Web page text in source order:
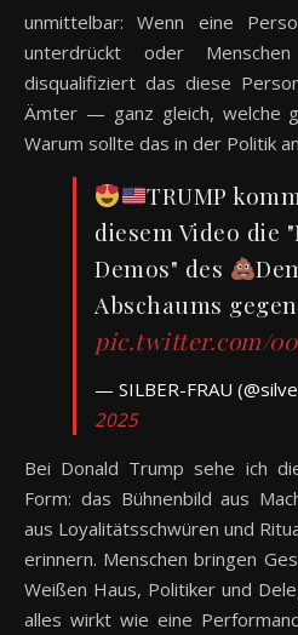
unmittelbar: Wenn eine
unterdrückt oder
disqualifiziert das diese
Ämter — ganz gleich, welche
Warum sollte das in der Politik
TRUMP
diesem Video die
Demos" des
Abschaums
pic.twitter.com/
— SILBER-FRAU
2025
Bei Donald Trump sehe ich
Form: das Bühnenbild aus
aus Loyalitätsschwüren und
erinnern. Menschen bringen
Weißen Haus, Politiker und
alles wirkt wie eine